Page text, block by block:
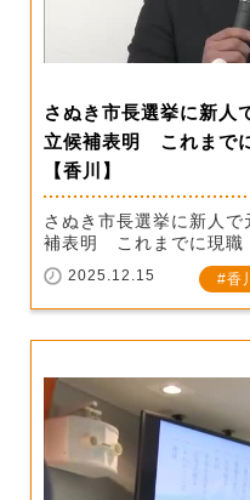
さぬき市長選挙に新人
立候補表明 これまで
【香川】
さぬき市長選挙に新人
補表明 これまでに現職
2025.12.15 香